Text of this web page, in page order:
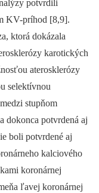
potvrdili
KV-príhod [8,9].
ktorá dokázala
karotických
aterosklerózy
selektívnou
stupňom
dokonca potvrdená aj
boli potvrdené aj
kalciového
koronárnej
ľavej koronárnej